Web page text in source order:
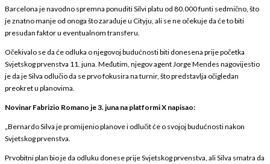
Barcelona je navodno spremna ponuditi Silvi platu od 80.000 funti sedmično, što
je znatno manje od onoga što zarađuje u Cityju, ali se ne očekuje da će to biti
presudan faktor u eventualnom transferu.
Očekivalo se da će odluka o njegovoj budućnosti biti donesena prije početka
Svjetskog prvenstva 11. juna. Međutim, njegov agent Jorge Mendes nagovijestio
je da je Silva odlučio da se prvo fokusira na turnir, što predstavlja očigledan
preokret u planovima.
Novinar Fabrizio Romano je 3. juna na platformi X napisao:
„Bernardo Silva je promijenio planove i odlučit će o svojoj budućnosti nakon
Svjetskog prvenstva.
Prvobitni plan bio je da odluku donese prije Svjetskog prvenstva, ali Silva smatra da